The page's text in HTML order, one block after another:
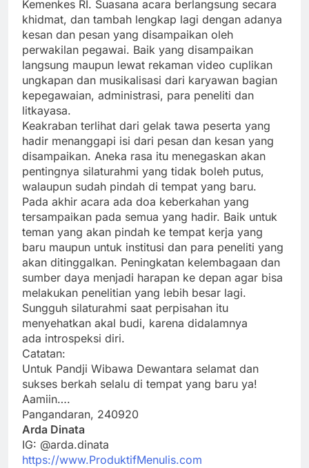
Kemenkes RI. Suasana acara berlangsung secara
khidmat, dan tambah lengkap lagi dengan adanya
kesan dan pesan yang disampaikan oleh
perwakilan pegawai. Baik yang disampaikan
langsung maupun lewat rekaman video cuplikan
ungkapan dan musikalisasi dari karyawan bagian
kepegawaian, administrasi, para peneliti dan
litkayasa.
Keakraban terlihat dari gelak tawa peserta yang
hadir menanggapi isi dari pesan dan kesan yang
disampaikan. Aneka rasa itu menegaskan akan
pentingnya silaturahmi yang tidak boleh putus,
walaupun sudah pindah di tempat yang baru.
Pada akhir acara ada doa keberkahan yang
tersampaikan pada semua yang hadir. Baik untuk
teman yang akan pindah ke tempat kerja yang
baru maupun untuk institusi dan para peneliti yang
akan ditinggalkan. Peningkatan kelembagaan dan
sumber daya menjadi harapan ke depan agar bisa
melakukan penelitian yang lebih besar lagi.
Sungguh silaturahmi saat perpisahan itu
menyehatkan akal budi, karena didalamnya
ada introspeksi diri.
Catatan:
Untuk Pandji Wibawa Dewantara selamat dan
sukses berkah selalu di tempat yang baru ya!
Aamiin….
Pangandaran, 240920
Arda Dinata
IG: @arda.dinata
https://www.ProduktifMenulis.com